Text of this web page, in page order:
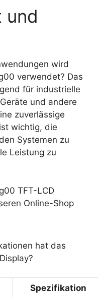
und
wird
verwendet? Das
für industrielle
und andere
zuverlässige
wichtig, die
Systemen zu
Leistung zu
TFT-LCD
Online-Shop
hat das
Spezifikation